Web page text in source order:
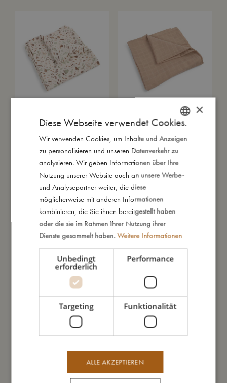
GOTS - Little Wonders
In den Warenkorb
Musselin Pucktuch 120x120 cm
GOTS - Warm Grey
In den Warenkorb
Baby Bettwäsche GOTS (70x100
cm) - First Swim
€
Baby Bettwäsche GOTS (70x100
In den Warenkorb
DANISH
ENGLISH
GERMAN
×
Diese Webseite verwendet Cookies.
Wir verwenden Cookies, um Inhalte und Anzeigen
zu personalisieren und unseren Datenverkehr zu
analysieren. Wir geben Informationen über Ihre
Nutzung unserer Website auch an unsere Werbe-
und Analysepartner weiter, die diese
möglicherweise mit anderen Informationen
kombinieren, die Sie ihnen bereitgestellt haben
oder die sie im Rahmen Ihrer Nutzung ihrer
Dienste gesammelt haben. Weitere Informationen
Unbedingt
erforderlich
Performance
Targeting Funktionalität
ALLE AKZEPTIEREN